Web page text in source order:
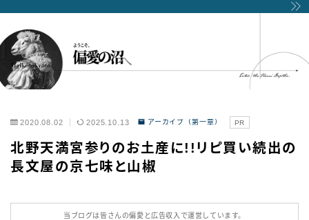
2020.08.02 2025.10.13 アーカイブ（第一章） PR
北野天満宮参りのお土産に!!リピ買い続出の
長文屋の京七味と山椒
当ブログは皆さんの偏愛と広告収入で運営しています。